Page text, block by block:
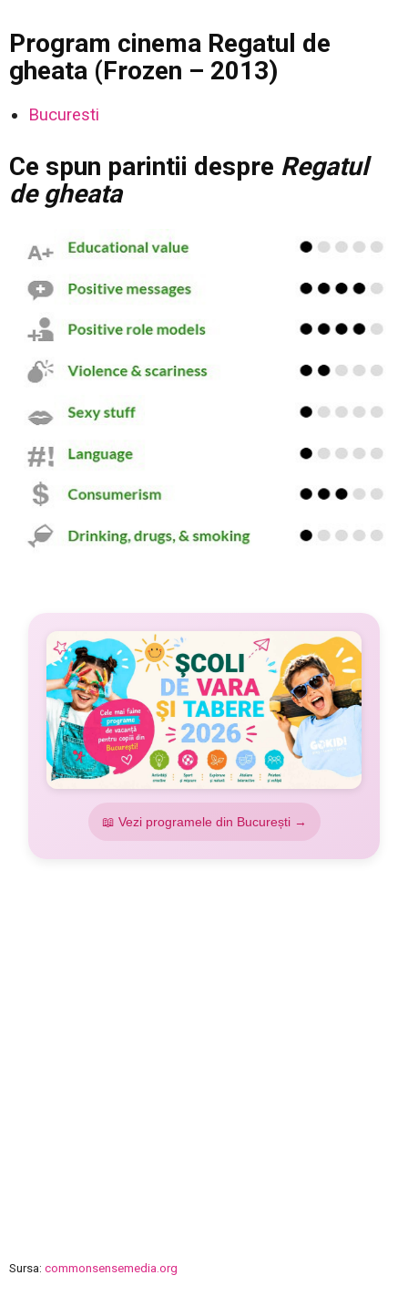
Program cinema Regatul de
gheata (Frozen – 2013)
Bucuresti
Ce spun parintii despre Regatul
de gheata
📖 Vezi programele din București →
Sursa: commonsensemedia.org